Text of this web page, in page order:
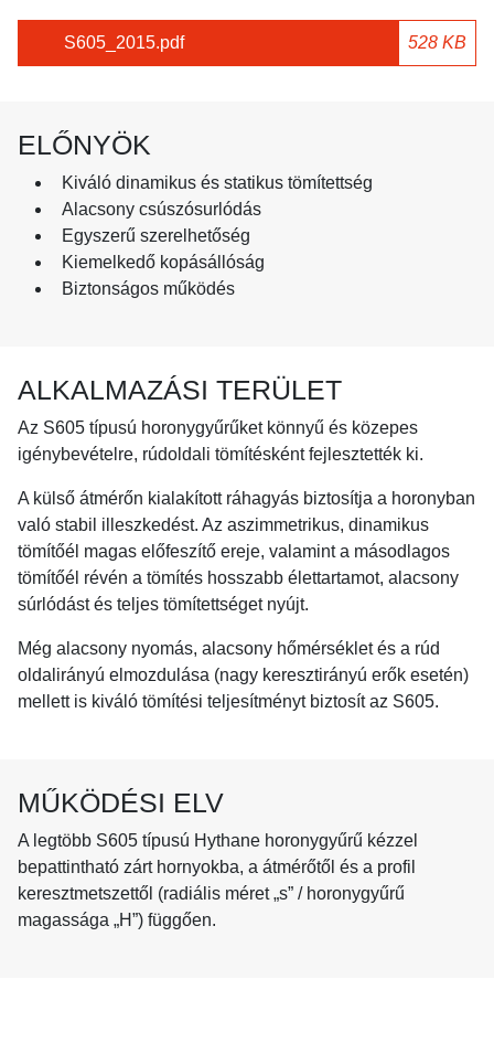
S605_2015.pdf 528 KB
ELŐNYÖK
Kiváló dinamikus és statikus tömítettség
Alacsony csúszósurlódás
Egyszerű szerelhetőség
Kiemelkedő kopásállóság
Biztonságos működés
ALKALMAZÁSI TERÜLET
Az S605 típusú horonygyűrűket könnyű és közepes
igénybevételre, rúdoldali tömítésként fejlesztették ki.
A külső átmérőn kialakított ráhagyás biztosítja a horonyban
való stabil illeszkedést. Az aszimmetrikus, dinamikus
tömítőél magas előfeszítő ereje, valamint a másodlagos
tömítőél révén a tömítés hosszabb élettartamot, alacsony
súrlódást és teljes tömítettséget nyújt.
Még alacsony nyomás, alacsony hőmérséklet és a rúd
oldalirányú elmozdulása (nagy keresztirányú erők esetén)
mellett is kiváló tömítési teljesítményt biztosít az S605.
MŰKÖDÉSI ELV
A legtöbb S605 típusú Hythane horonygyűrű kézzel
bepattintható zárt hornyokba, a átmérőtől és a profil
keresztmetszettől (radiális méret „s” / horonygyűrű
magassága „H”) függően.